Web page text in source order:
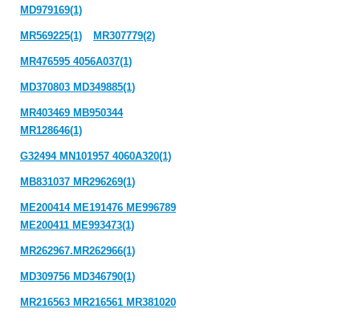
MD979169(1)
MR569225(1) MR307779(2)
MR476595 4056A037(1)
MD370803 MD349885(1)
MR403469 MB950344
MR128646(1)
G32494 MN101957 4060A320(1)
MB831037 MR296269(1)
ME200414 ME191476 ME996789
ME200411 ME993473(1)
MR262967.MR262966(1)
MD309756 MD346790(1)
MR216563 MR216561 MR381020